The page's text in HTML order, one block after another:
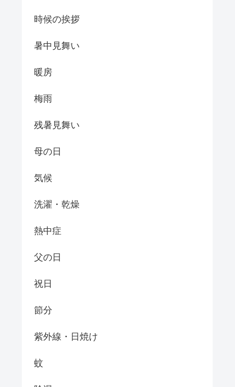
時候の挨拶
暑中見舞い
暖房
梅雨
残暑見舞い
母の日
気候
洗濯・乾燥
熱中症
父の日
祝日
節分
紫外線・日焼け
蚊